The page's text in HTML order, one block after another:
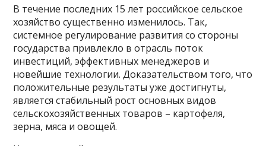
В течение последних 15 лет российское сельское
хозяйство существенно изменилось. Так,
системное регулирование развития со стороны
государства привлекло в отрасль поток
инвестиций, эффективных менеджеров и
новейшие технологии. Доказательством того, что
положительные результаты уже достигнуты,
является стабильный рост основных видов
сельскохозяйственных товаров – картофеля,
зерна, мяса и овощей.